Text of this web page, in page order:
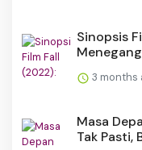
Sinopsis
3 months
Masa
Tak Pasti,